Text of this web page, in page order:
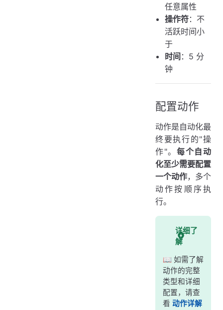
任意属性
操作符：不
活跃时间小
于
时间 ：5 分
钟
配置动作
动作是自动化最
终要执行的"操
作"。 每个自动
化至少需要配置
一个动作，多个
动作按顺序执
行。
详细了
解
📖 如需了解
动作的完整
类型和详细
配置，请查
看 动作详解